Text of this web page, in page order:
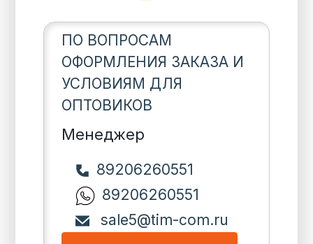
ПО ВОПРОСАМ
ОФОРМЛЕНИЯ ЗАКАЗА И
УСЛОВИЯМ ДЛЯ
ОПТОВИКОВ
Менеджер
89206260551
89206260551
sale5@tim-com.ru